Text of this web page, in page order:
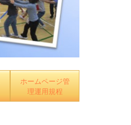
ホームページ管
理運用規程